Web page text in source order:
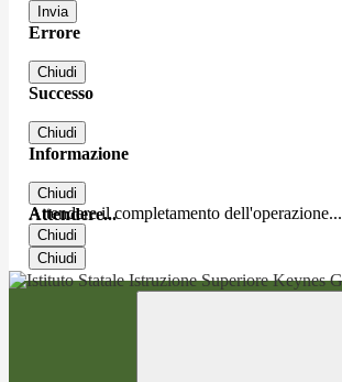
Errore
Chiudi
Successo
Chiudi
Informazione
Chiudi
Attendere...
Attendere il completamento dell'operazione...
Chiudi
Chiudi